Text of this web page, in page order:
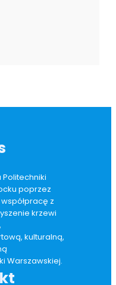
Politechniki
poprzez
z
krzewi
kulturalną,
Warszawskiej.